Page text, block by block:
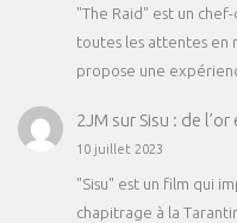
"The Raid" est un
toutes les attentes en
propose une
2JM sur Sisu : de
10 juillet 2023
"Sisu" est un film qui
chapitrage à la